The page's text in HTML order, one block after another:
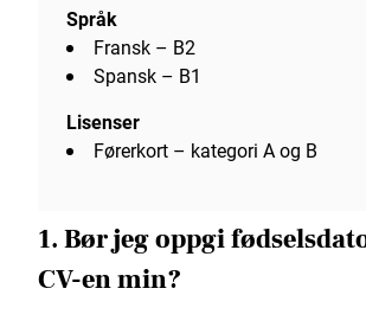
Språk
Fransk – B2
Spansk – B1
Lisenser
Førerkort – kategori A og B
1. Bør jeg oppgi
CV-en min?